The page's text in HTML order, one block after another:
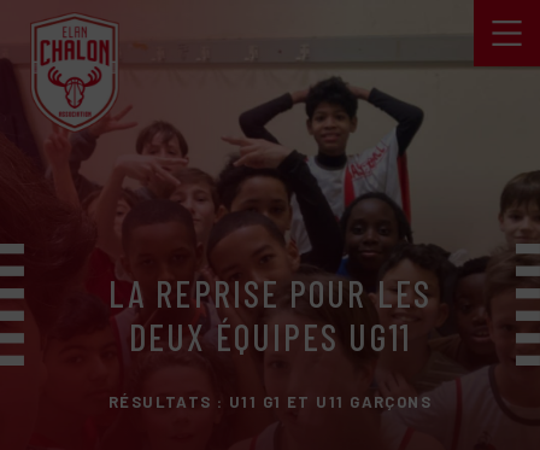
LA REPRISE POUR LES
DEUX ÉQUIPES UG11
RÉSULTATS : U11 G1 ET U11 GARÇONS